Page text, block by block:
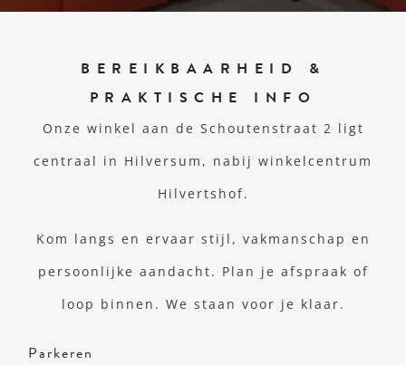
BEREIKBAARHEID &
PRAKTISCHE INFO
Onze winkel aan de Schoutenstraat 2 ligt
centraal in Hilversum, nabij winkelcentrum
Hilvertshof.
Kom langs en ervaar stijl, vakmanschap en
persoonlijke aandacht. Plan je afspraak of
loop binnen. We staan voor je klaar.
Parkeren